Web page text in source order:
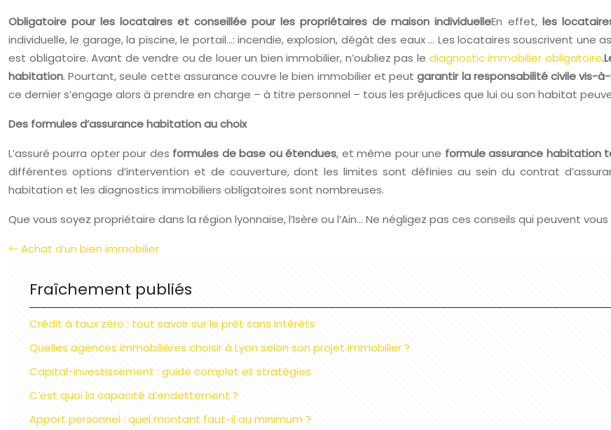
Obligatoire pour les locataires et conseillée pour les propriétaires de maison individuelleEn effet, les
individuelle, le garage, la piscine, le portail…: incendie, explosion, dégât des eaux … Les locataires souscrivent
est obligatoire. Avant de vendre ou de louer un bien immobilier, n’oubliez pas le diagnostic immobilier obligatoire.
habitation. Pourtant, seule cette assurance couvre le bien immobilier et peutgarantir la responsabilité civile vis-à-
ce dernier s’engage alors à prendre en charge – à titre personnel – tous les préjudices que lui ou son habitat
Des formules d’assurance habitation au choix
L’assuré pourra opter pour des formules de base ou étendues, et même pour une formule assurance habitation
différentes options d’intervention et de couverture, dont les limites sont définies au sein du contrat
habitation et les diagnostics immobiliers obligatoires sont nombreuses.
Que vous soyez propriétaire dans la région lyonnaise, l’Isère ou l’Ain… Ne négligez pas ces conseils qui peuvent
Achat d’un bien immobilier
Fraîchement publiés
Crédit à taux zéro : tout savoir sur le prêt sans intérêts
Quelles agences immobilières choisir à Lyon selon son projet immobilier ?
Capital-investissement : guide complet et stratégies
C’est quoi la capacité d’endettement ?
Apport personnel : quel montant faut-il au minimum ?